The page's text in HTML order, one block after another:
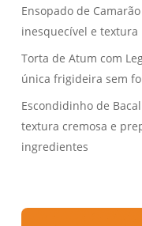
Ensopado de
inesquecível e
Torta de Atum com
única frigideira sem
Escondidinho de
textura cremosa e
ingredientes